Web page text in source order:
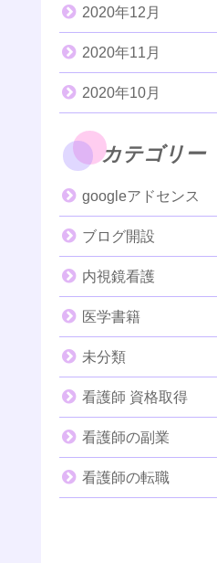
2020年12月
2020年11月
2020年10月
カテゴリー
googleアドセンス
ブログ開設
内視鏡看護
医学書籍
未分類
看護師 資格取得
看護師の副業
看護師の転職